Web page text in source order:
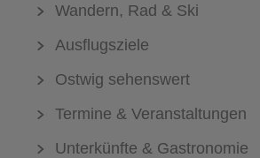
Wandern, Rad & Ski
Ausflugsziele
Ostwig sehenswert
Termine & Veranstaltungen
Unterkünfte & Gastronomie